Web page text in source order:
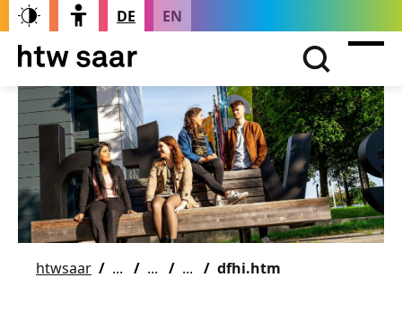
DE EN
htwsaar dfhi.htm